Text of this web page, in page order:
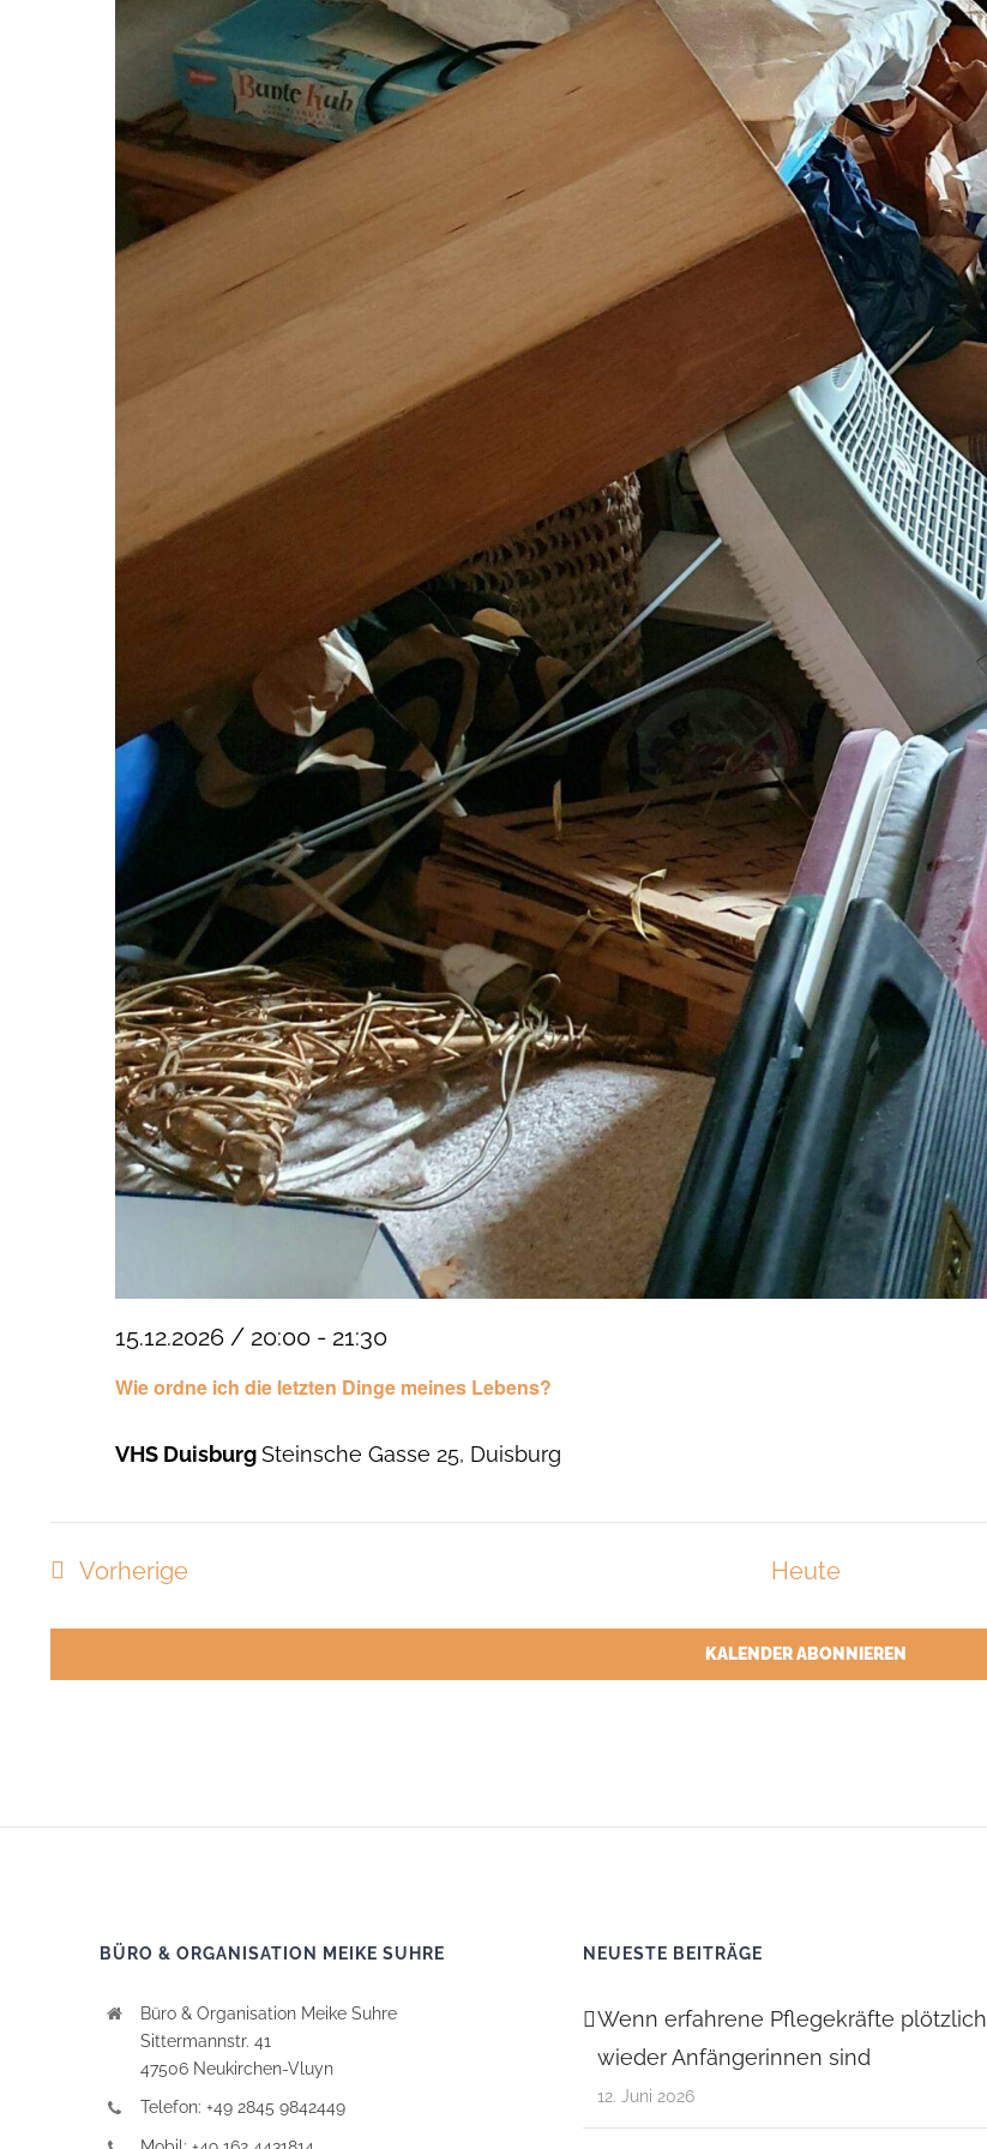
Wie ordne ich die letzten Dinge meines Lebens?
15.12.2026 / 20:00 - 21:30
VHS DuisburgSteinsche Gasse 25, Duisburg
VorherigeVeranstaltungen Heute
KALENDER ABONNIEREN
BÜRO & ORGANISATION MEIKE SUHRE
Büro & Organisation Meike Suhre
Sittermannstr. 41
47506 Neukirchen-Vluyn
Telefon: +49 2845 9842449
NEUESTE BEITRÄGE
Wenn erfahrene Pflegekräfte plötzlich
wieder Anfängerinnen sind
12. Juni 2026